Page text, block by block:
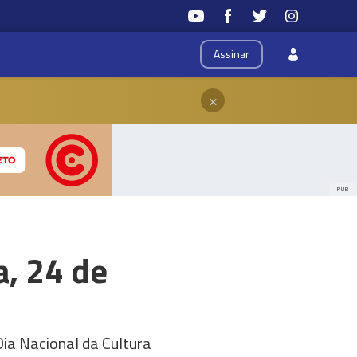
Assinar
×
PUB
24 de
Nacional da Cultura